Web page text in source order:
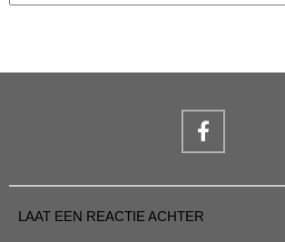
LAAT EEN REACTIE ACHTER